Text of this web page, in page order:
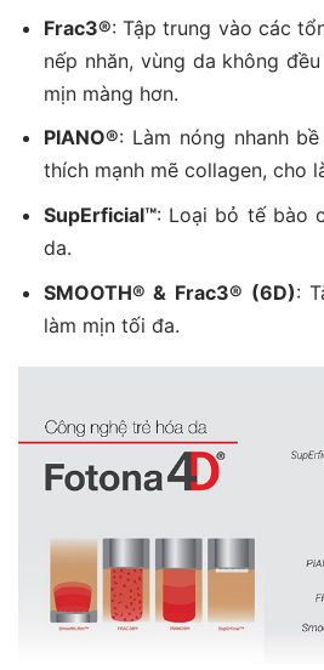
Frac3®: Tập trung vào các
nếp nhăn, vùng da không
mịn màng hơn.
PIANO®: Làm nóng nhanh
thích mạnh mẽ collagen, cho
SupErficial™: Loại bỏ tế bào
da.
SMOOTH® & Frac3® (6D):
làm mịn tối đa.